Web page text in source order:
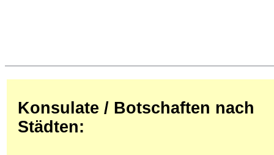
Konsulate / Botschaften nach
Städten: